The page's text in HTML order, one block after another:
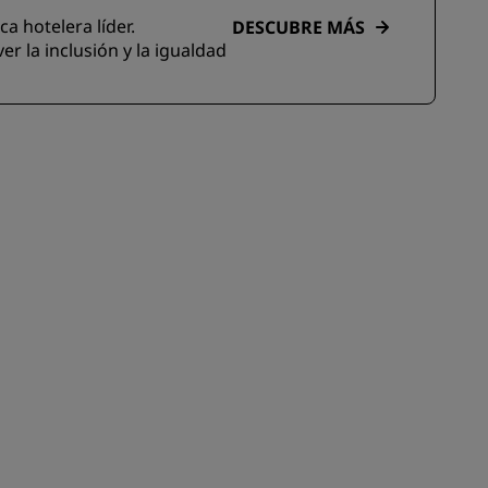
hotelera líder.
la inclusión y la igualdad
DESCUBRE MÁS